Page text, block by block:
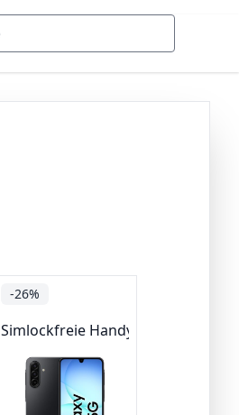
-26%
Simlockfreie Handys